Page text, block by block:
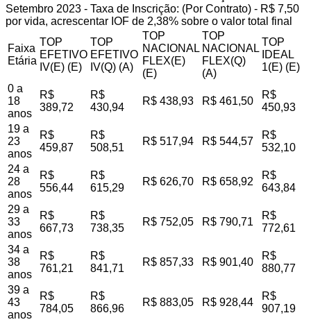
Setembro 2023 - Taxa de Inscrição: (Por Contrato) - R$ 7,50
por vida, acrescentar IOF de 2,38% sobre o valor total final
Faixa
Etária
TOP
EFETIVO
IV(E) (E)
TOP
EFETIVO
IV(Q) (A)
TOP
NACIONAL
FLEX(E)
(E)
TOP
NACIONAL
FLEX(Q)
(A)
TOP
IDEAL
1(E) (E)
0 a
18
anos
R$
389,72
R$
430,94
R$ 438,93 R$ 461,50
R$
450,93
19 a
23
anos
R$
459,87
R$
508,51
R$ 517,94 R$ 544,57
R$
532,10
24 a
28
anos
R$
556,44
R$
615,29
R$ 626,70 R$ 658,92
R$
643,84
29 a
33
anos
R$
667,73
R$
738,35
R$ 752,05 R$ 790,71
R$
772,61
34 a
38
anos
R$
761,21
R$
841,71
R$ 857,33 R$ 901,40
R$
880,77
39 a
43
anos
R$
784,05
R$
866,96
R$ 883,05 R$ 928,44
R$
907,19